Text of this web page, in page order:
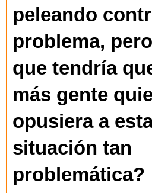
peleando
problema,
que tendría
más gente
opusiera a
situación tan
problemática?